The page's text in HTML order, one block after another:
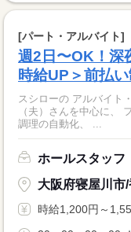
[パート・アルバイト]
週2日〜OK！深
時給UP＞前払
スシローの アルバイト・パー
（夫）さんを中心に、 フリ
調理の自動化、 ...
ホールスタッフ
大阪府寝屋川市/
時給1,200円～